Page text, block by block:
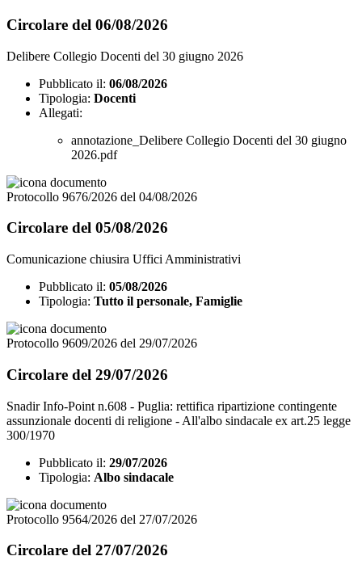
Circolare del 06/08/2026
Delibere Collegio Docenti del 30 giugno 2026
Pubblicato il: 06/08/2026
Tipologia: Docenti
Allegati:
annotazione_Delibere Collegio Docenti del 30 giugno
2026.pdf
Protocollo 9676/2026 del 04/08/2026
Circolare del 05/08/2026
Comunicazione chiusira Uffici Amministrativi
Pubblicato il: 05/08/2026
Tipologia: Tutto il personale, Famiglie
Protocollo 9609/2026 del 29/07/2026
Circolare del 29/07/2026
Snadir Info-Point n.608 - Puglia: rettifica ripartizione contingente
assunzionale docenti di religione - All'albo sindacale ex art.25 legge
300/1970
Pubblicato il: 29/07/2026
Tipologia: Albo sindacale
Protocollo 9564/2026 del 27/07/2026
Circolare del 27/07/2026